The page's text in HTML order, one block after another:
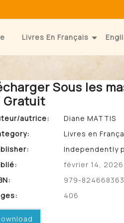
Livres En Français
Sous les
Gratuit
autrice:
Diane MATTIS
Livres en
Independently
février 14, 2026
979-
406